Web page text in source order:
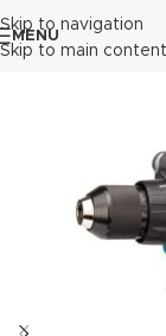
Skip to navigation
Skip to main content
MENU